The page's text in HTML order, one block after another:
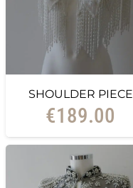
SHOULDER PIECE
€189.00